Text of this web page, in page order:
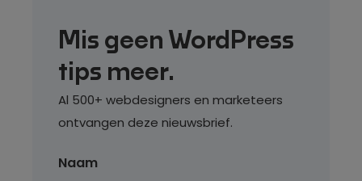
Mis geen WordPress
tips meer.
Al 500+ webdesigners en marketeers
ontvangen deze nieuwsbrief.
Naam